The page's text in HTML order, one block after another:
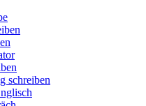
schreiben